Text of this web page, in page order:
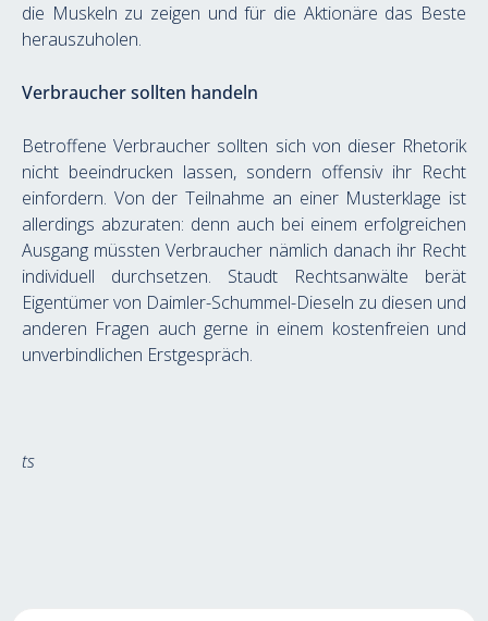
die Muskeln zu zeigen und für die Aktionäre das Beste
herauszuholen.
Verbraucher sollten handeln
Betroffene Verbraucher sollten sich von dieser Rhetorik
nicht beeindrucken lassen, sondern offensiv ihr Recht
einfordern. Von der Teilnahme an einer Musterklage ist
allerdings abzuraten: denn auch bei einem erfolgreichen
Ausgang müssten Verbraucher nämlich danach ihr Recht
individuell durchsetzen. Staudt Rechtsanwälte berät
Eigentümer von Daimler-Schummel-Dieseln zu diesen und
anderen Fragen auch gerne in einem kostenfreien und
unverbindlichen Erstgespräch.
ts